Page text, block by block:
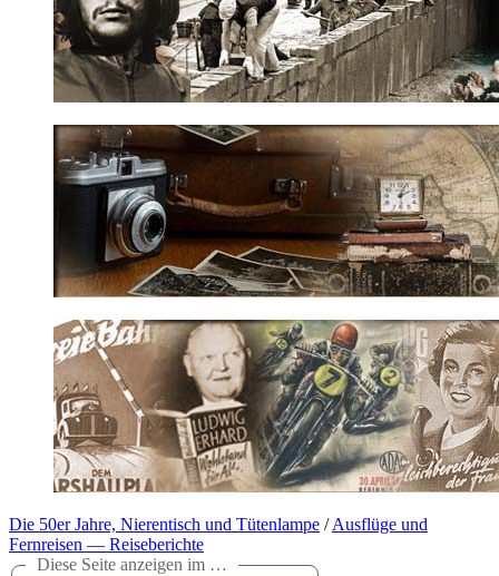
Die 50er Jahre, Nierentisch und Tütenlampe /Ausflüge und
Fernreisen — Reiseberichte
Diese Seite anzeigen im …